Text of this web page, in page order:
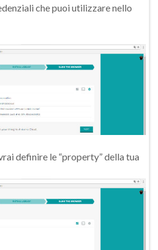
che puoi utilizzare nello
definire le “property” della tua